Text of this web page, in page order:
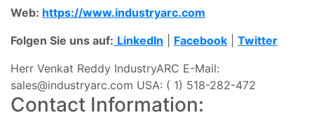
Web: https://www.industryarc.com
Folgen Sie uns auf: LinkedIn Facebook
Twitter
Herr Venkat Reddy IndustryARC E-Mail:
sales@industryarc.com USA: ( 1) 518-282-472
Contact Information: